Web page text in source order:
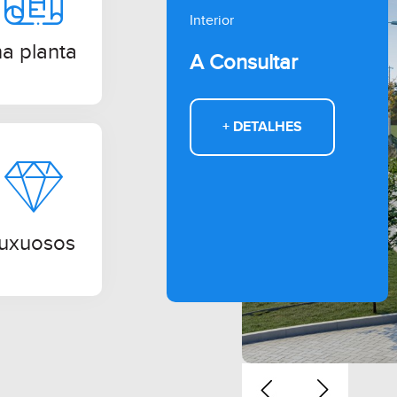
planta
Interior
A Consultar
+ DETALHES